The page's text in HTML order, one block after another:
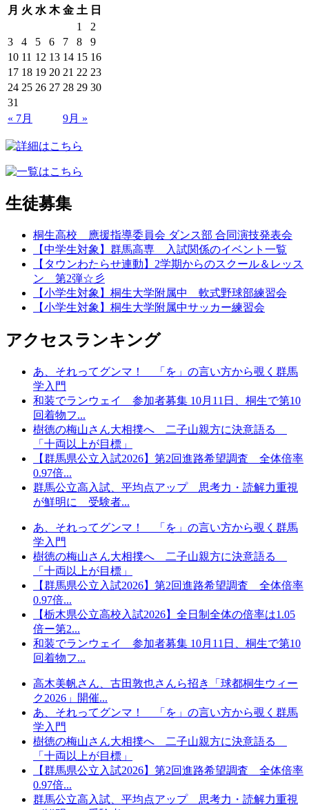
月 火 水 木 金 土 日
1
2
3
4 5 6 7 8
9
10 11 12 13 14 15 16
17 18 19 20 21 22 23
24 25 26 27 28 29 30
31
« 7月
9月 »
生徒募集
桐生高校 應援指導委員会 ダンス部 合同演技発表会
【中学生対象】群馬高専 入試関係のイベント一覧
【タウンわたらせ連動】2学期からのスクール＆レッス
ン 第2弾☆彡
【小学生対象】桐生大学附属中 軟式野球部練習会
【小学生対象】桐生大学附属中サッカー練習会
アクセスランキング
あ、それってグンマ！ 「を」の言い方から覗く群馬
学入門
和装でランウェイ 参加者募集 10月11日、桐生で第10
回着物フ...
樹徳の梅山さん大相撲へ 二子山親方に決意語る
「十両以上が目標」
【群馬県公立入試2026】第2回進路希望調査 全体倍率
0.97倍...
群馬公立高入試、平均点アップ 思考力・読解力重視
が鮮明に 受験者...
あ、それってグンマ！ 「を」の言い方から覗く群馬
学入門
樹徳の梅山さん大相撲へ 二子山親方に決意語る
「十両以上が目標」
【群馬県公立入試2026】第2回進路希望調査 全体倍率
0.97倍...
【栃木県公立高校入試2026】全日制全体の倍率は1.05
倍ー第2...
和装でランウェイ 参加者募集 10月11日、桐生で第10
回着物フ...
高木美帆さん、古田敦也さんら招き「球都桐生ウィー
ク2026」開催...
あ、それってグンマ！ 「を」の言い方から覗く群馬
学入門
樹徳の梅山さん大相撲へ 二子山親方に決意語る
「十両以上が目標」
【群馬県公立入試2026】第2回進路希望調査 全体倍率
0.97倍...
群馬公立高入試、平均点アップ 思考力・読解力重視